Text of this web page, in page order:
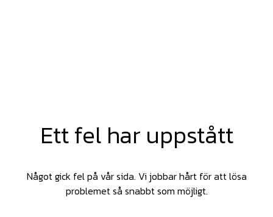
Ett fel har uppstått
Något gick fel på vår sida. Vi jobbar hårt för att lösa
problemet så snabbt som möjligt.